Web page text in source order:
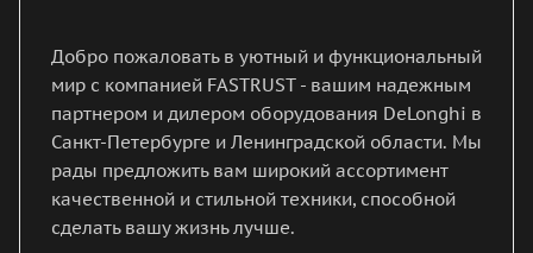
Добро пожаловать в уютный и функциональный
мир с компанией FASTRUST - вашим надежным
партнером и дилером оборудования DeLonghi в
Санкт-Петербурге и Ленинградской области. Мы
рады предложить вам широкий ассортимент
качественной и стильной техники, способной
сделать вашу жизнь лучше.